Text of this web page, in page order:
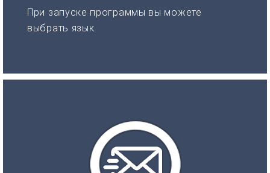
При запуске программы вы можете
выбрать язык.